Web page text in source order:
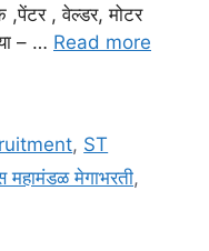
,पेंटर , वेल्डर, मोटर
– … Read more
, ST
महामंडळ मेगाभरती,